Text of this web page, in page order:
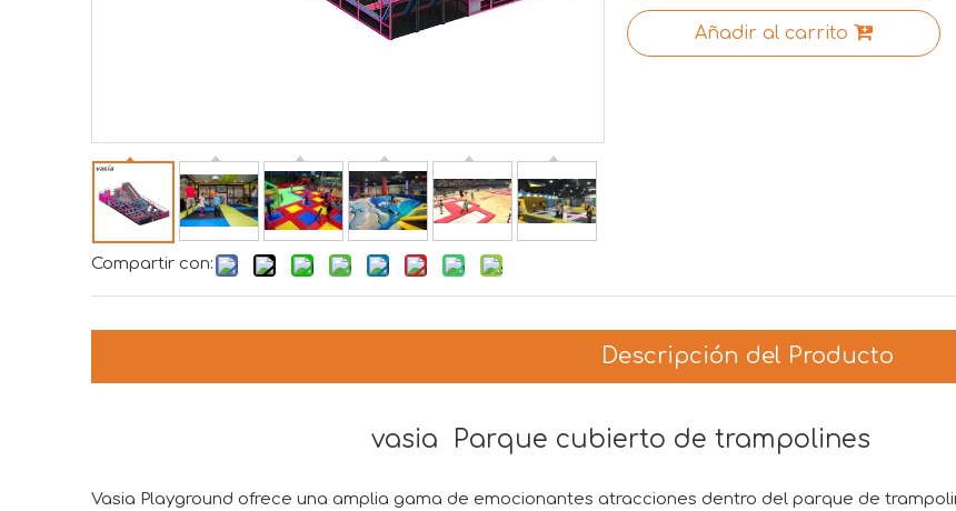
Compartir con:
Añadir al carrito
Descripción del Producto
vasia Parque cubierto de trampolines
Vasia Playground ofrece una amplia gama de emocionantes atracciones dentro del parque de